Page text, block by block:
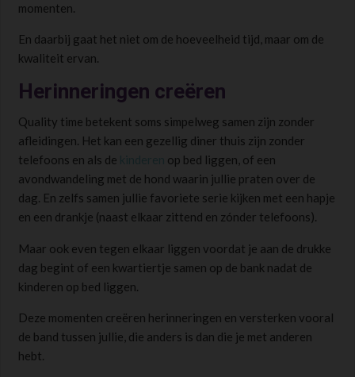
momenten.
En daarbij gaat het niet om de hoeveelheid tijd, maar om de
kwaliteit ervan.
Herinneringen creëren
Quality time betekent soms simpelweg samen zijn zonder
afleidingen. Het kan een gezellig diner thuis zijn zonder
telefoons en als de
op bed liggen, of een
avondwandeling met de hond waarin jullie praten over de
dag. En zelfs samen jullie favoriete serie kijken met een hapje
en een drankje (naast elkaar zittend en zónder telefoons).
Maar ook even tegen elkaar liggen voordat je aan de drukke
dag begint of een kwartiertje samen op de bank nadat de
kinderen op bed liggen.
Deze momenten creëren herinneringen en versterken vooral
de band tussen jullie, die anders is dan die je met anderen
hebt.